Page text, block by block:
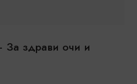
За здрави очи и